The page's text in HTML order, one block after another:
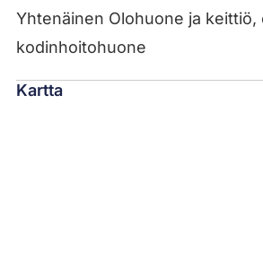
Yhtenäinen Olohuone ja keittiö,
kodinhoitohuone
Kartta